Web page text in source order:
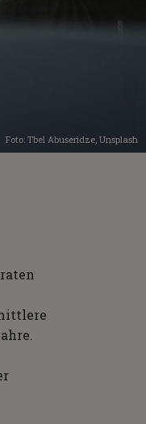
Foto: Tbel Abuseridze, Unsplash